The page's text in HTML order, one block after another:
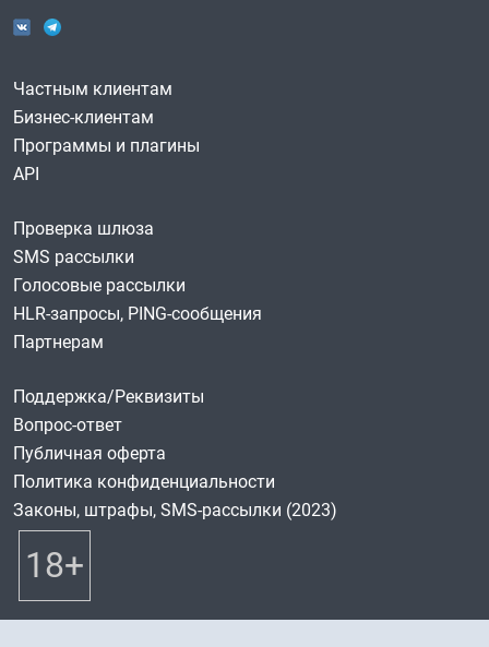
Частным клиентам
Бизнес-клиентам
Программы и плагины
API
Проверка шлюза
SMS рассылки
Голосовые рассылки
HLR-запросы, PING-сообщения
Партнерам
Поддержка/Реквизиты
Вопрос-ответ
Публичная оферта
Политика конфиденциальности
Законы, штрафы, SMS-рассылки (2023)
18+